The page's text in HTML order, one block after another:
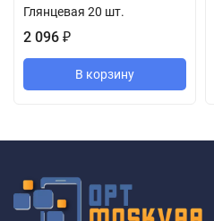
Глянцевая 20 шт.
2 096 ₽
В корзину